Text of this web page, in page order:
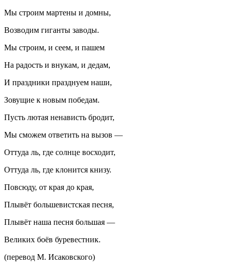
Мы строим мартены и домны,
Возводим гиганты заводы.
Мы строим, и сеем, и пашем
На радость и внукам, и дедам,
И праздники празднуем наши,
Зовущие к новым победам.
Пусть лютая ненависть бродит,
Мы сможем ответить на вызов —
Оттуда ль, где солнце восходит,
Оттуда ль, где клонится книзу.
Повсюду, от края до края,
Плывёт большевистская песня,
Плывёт наша песня большая —
Великих боёв буревестник.
(перевод М. Исаковского)